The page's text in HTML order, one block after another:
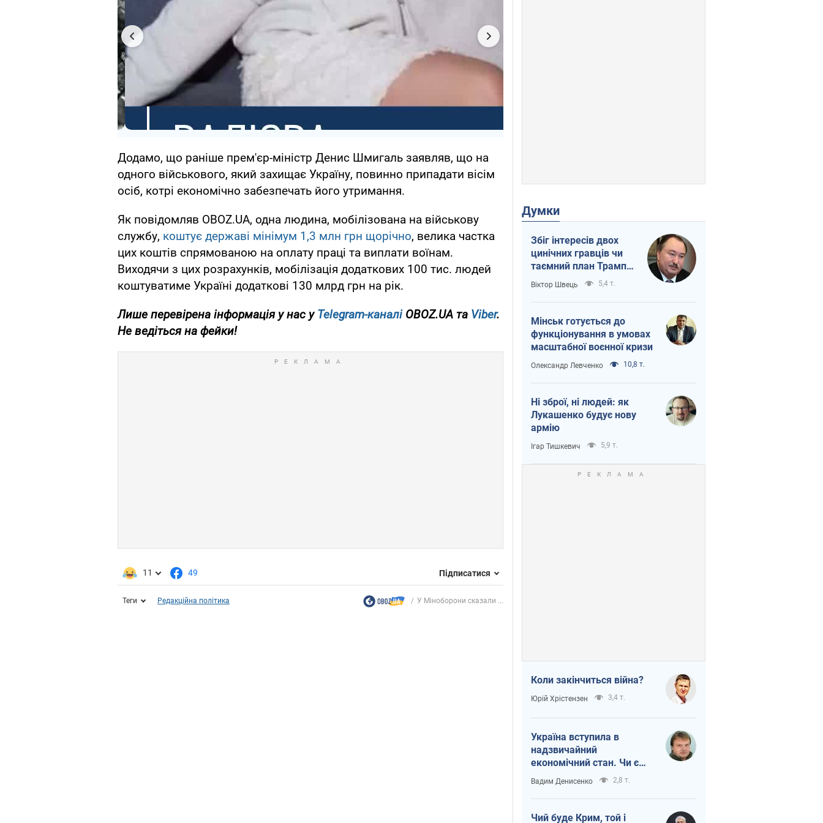
Додамо, що раніше прем'єр-міністр Денис Шмигаль заявляв, що на
одного військового, який захищає Україну, повинно припадати вісім
осіб, котрі економічно забезпечать його утримання.
Як повідомляв OBOZ.UA, одна людина, мобілізована на військову
службу, коштує державі мінімум 1,3 млн грн щорічно, велика частка
цих коштів спрямованою на оплату праці та виплати воїнам.
Виходячи з цих розрахунків, мобілізація додаткових 100 тис. людей
коштуватиме Україні додаткові 130 млрд грн на рік.
Лише перевірена інформація у нас уTelegram-каналіOBOZ.UA та Viber.
Не ведіться на фейки!
11 49 Підписатися
Теги Редакційна політика У Міноборони сказали ...
Думки
Збіг інтересів двох
цинічних гравців чи
таємний план Трампа
і Путіна?
Віктор Швець 5,4 т.
Мінськ готується до
функціонування в умовах
масштабної воєнної кризи
Олександр Левченко 10,8 т.
Ні зброї, ні людей: як
Лукашенко будує нову
армію
Ігар Тишкевич 5,9 т.
Коли закінчиться війна?
Юрій Хрістензен 3,4 т.
Україна вступила в
надзвичайний
економічний стан. Чи є
світло вкінці тунелю?
Вадим Денисенко 2,8 т.
Чий буде Крим, той і